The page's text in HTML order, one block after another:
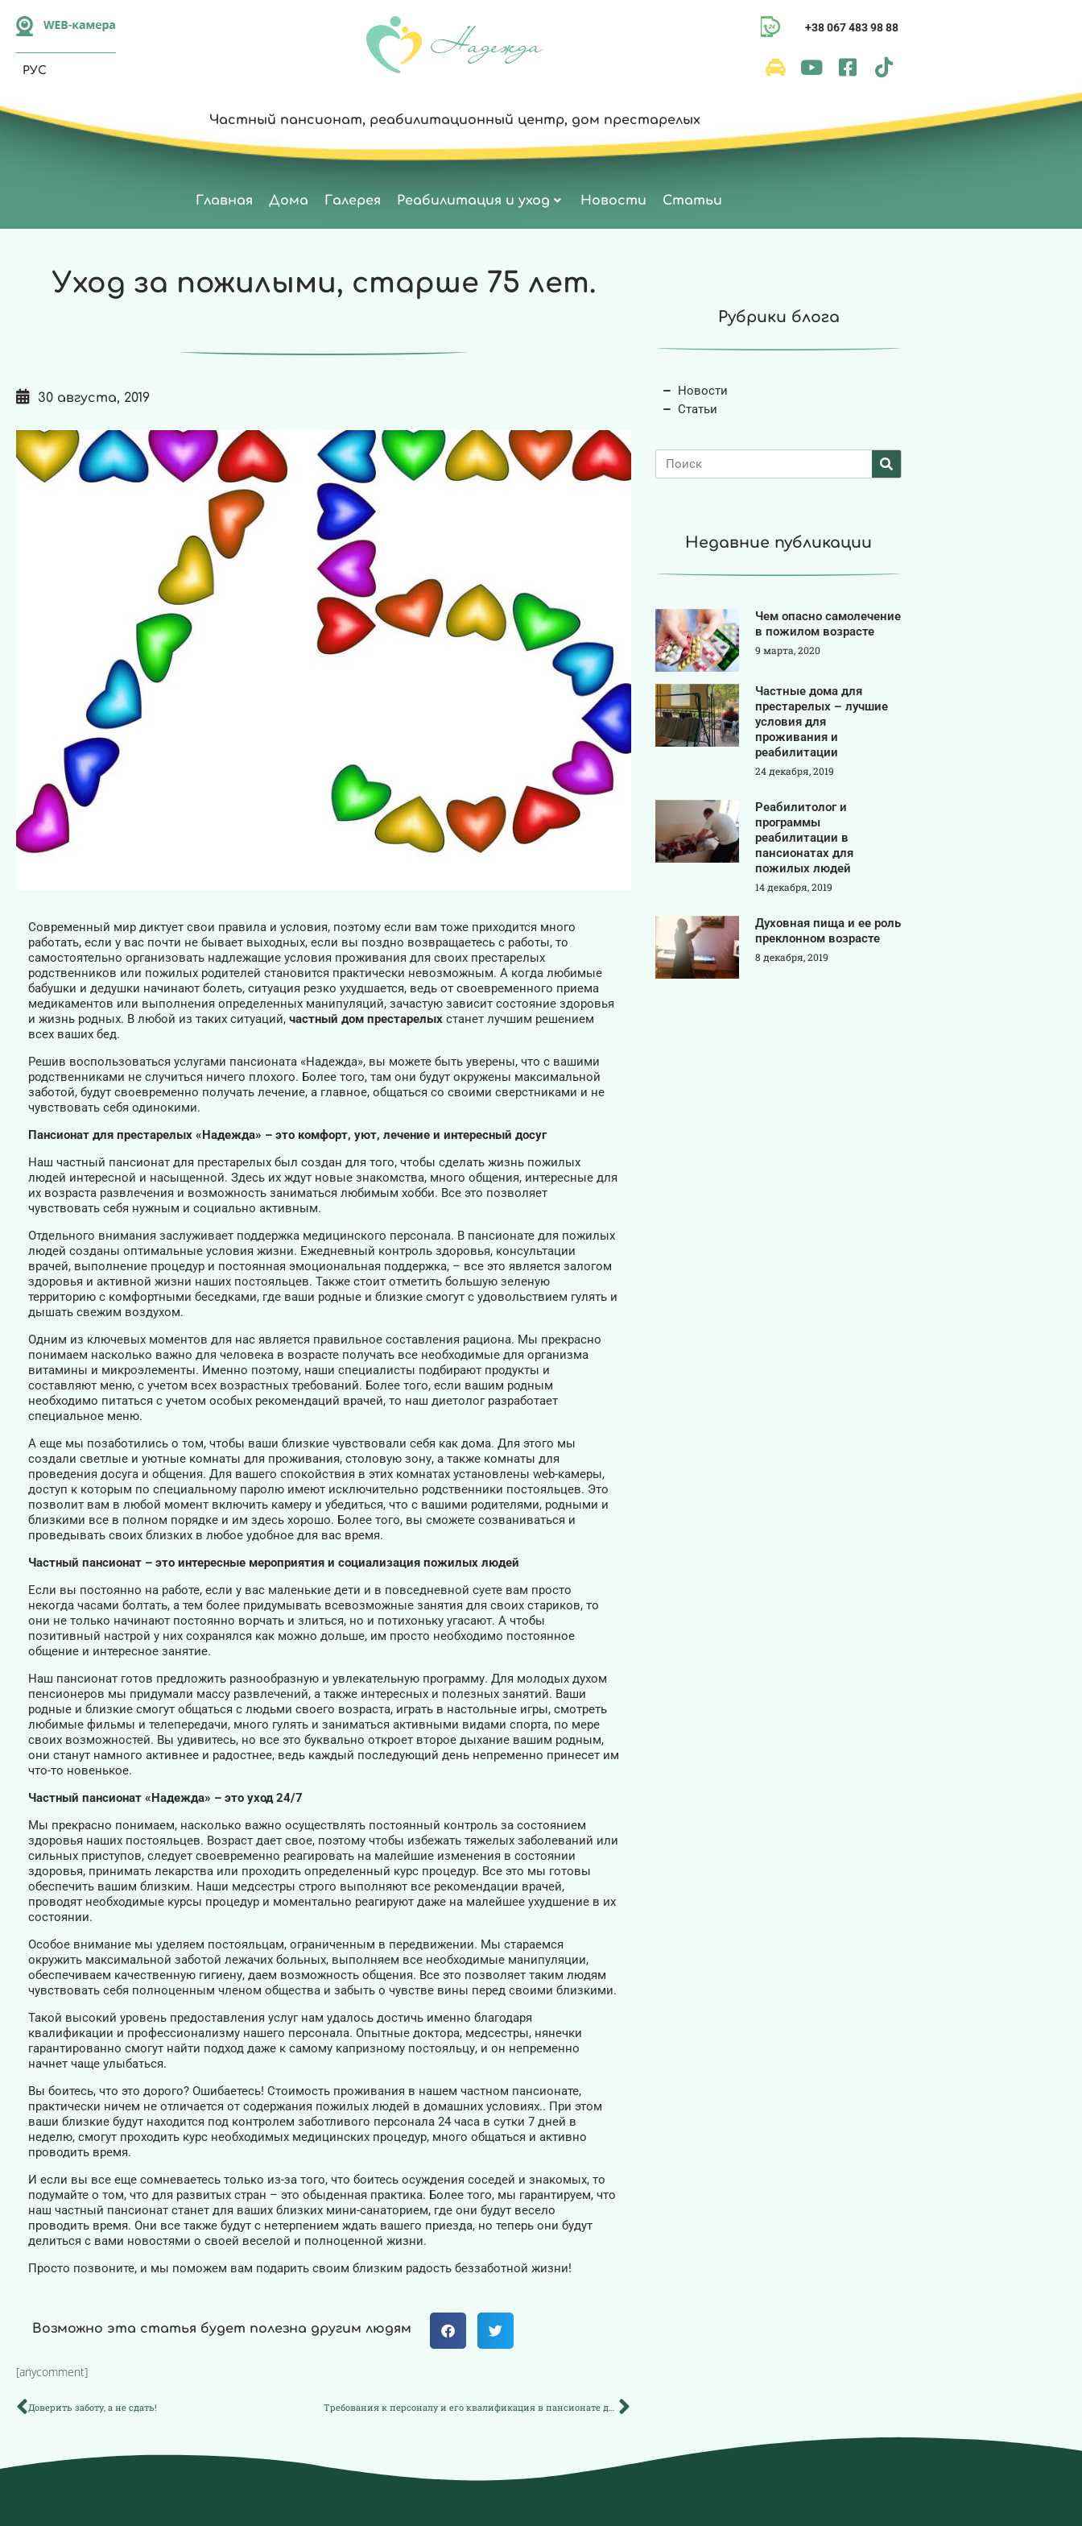
РУС
Частный пансионат, реабилитационный центр, дом престарелых
+38 067 483 98 88
Главная Дома Галерея Реабилитация и уход Новости Статьи
Уход за пожилыми, старше 75 лет.
30 августа, 2019
Современный мир диктует свои правила и условия, поэтому если вам тоже приходится много
работать, если у вас почти не бывает выходных, если вы поздно возвращаетесь с работы, то
самостоятельно организовать надлежащие условия проживания для своих престарелых
родственников или пожилых родителей становится практически невозможным. А когда любимые
бабушки и дедушки начинают болеть, ситуация резко ухудшается, ведь от своевременного приема
медикаментов или выполнения определенных манипуляций, зачастую зависит состояние здоровья
и жизнь родных. В любой из таких ситуаций, частный дом престарелых станет лучшим решением
всех ваших бед.
Решив воспользоваться услугами пансионата «Надежда», вы можете быть уверены, что с вашими
родственниками не случиться ничего плохого. Более того, там они будут окружены максимальной
заботой, будут своевременно получать лечение, а главное, общаться со своими сверстниками и не
чувствовать себя одинокими.
Пансионат для престарелых «Надежда» – это комфорт, уют, лечение и интересный досуг
Наш частный пансионат для престарелых был создан для того, чтобы сделать жизнь пожилых
людей интересной и насыщенной. Здесь их ждут новые знакомства, много общения, интересные для
их возраста развлечения и возможность заниматься любимым хобби. Все это позволяет
чувствовать себя нужным и социально активным.
Отдельного внимания заслуживает поддержка медицинского персонала. В пансионате для пожилых
людей созданы оптимальные условия жизни. Ежедневный контроль здоровья, консультации
врачей, выполнение процедур и постоянная эмоциональная поддержка, – все это является залогом
здоровья и активной жизни наших постояльцев. Также стоит отметить большую зеленую
территорию с комфортными беседками, где ваши родные и близкие смогут с удовольствием гулять и
дышать свежим воздухом.
Одним из ключевых моментов для нас является правильное составления рациона. Мы прекрасно
понимаем насколько важно для человека в возрасте получать все необходимые для организма
витамины и микроэлементы. Именно поэтому, наши специалисты подбирают продукты и
составляют меню, с учетом всех возрастных требований. Более того, если вашим родным
необходимо питаться с учетом особых рекомендаций врачей, то наш диетолог разработает
специальное меню.
А еще мы позаботились о том, чтобы ваши близкие чувствовали себя как дома. Для этого мы
создали светлые и уютные комнаты для проживания, столовую зону, а также комнаты для
проведения досуга и общения. Для вашего спокойствия в этих комнатах установлены web-камеры,
доступ к которым по специальному паролю имеют исключительно родственники постояльцев. Это
позволит вам в любой момент включить камеру и убедиться, что с вашими родителями, родными и
близкими все в полном порядке и им здесь хорошо. Более того, вы сможете созваниваться и
проведывать своих близких в любое удобное для вас время.
Частный пансионат – это интересные мероприятия и социализация пожилых людей
Если вы постоянно на работе, если у вас маленькие дети и в повседневной суете вам просто
некогда часами болтать, а тем более придумывать всевозможные занятия для своих стариков, то
они не только начинают постоянно ворчать и злиться, но и потихоньку угасают. А чтобы
позитивный настрой у них сохранялся как можно дольше, им просто необходимо постоянное
общение и интересное занятие.
Наш пансионат готов предложить разнообразную и увлекательную программу. Для молодых духом
пенсионеров мы придумали массу развлечений, а также интересных и полезных занятий. Ваши
родные и близкие смогут общаться с людьми своего возраста, играть в настольные игры, смотреть
любимые фильмы и телепередачи, много гулять и заниматься активными видами спорта, по мере
своих возможностей. Вы удивитесь, но все это буквально откроет второе дыхание вашим родным,
они станут намного активнее и радостнее, ведь каждый последующий день непременно принесет им
что-то новенькое.
Частный пансионат «Надежда» – это уход 24/7
Мы прекрасно понимаем, насколько важно осуществлять постоянный контроль за состоянием
здоровья наших постояльцев. Возраст дает свое, поэтому чтобы избежать тяжелых заболеваний или
сильных приступов, следует своевременно реагировать на малейшие изменения в состоянии
здоровья, принимать лекарства или проходить определенный курс процедур. Все это мы готовы
обеспечить вашим близким. Наши медсестры строго выполняют все рекомендации врачей,
проводят необходимые курсы процедур и моментально реагируют даже на малейшее ухудшение в их
состоянии.
Особое внимание мы уделяем постояльцам, ограниченным в передвижении. Мы стараемся
окружить максимальной заботой лежачих больных, выполняем все необходимые манипуляции,
обеспечиваем качественную гигиену, даем возможность общения. Все это позволяет таким людям
чувствовать себя полноценным членом общества и забыть о чувстве вины перед своими близкими.
Такой высокий уровень предоставления услуг нам удалось достичь именно благодаря
квалификации и профессионализму нашего персонала. Опытные доктора, медсестры, нянечки
гарантированно смогут найти подход даже к самому капризному постояльцу, и он непременно
начнет чаще улыбаться.
Вы боитесь, что это дорого? Ошибаетесь! Стоимость проживания в нашем частном пансионате,
практически ничем не отличается от содержания пожилых людей в домашних условиях.. При этом
ваши близкие будут находится под контролем заботливого персонала 24 часа в сутки 7 дней в
неделю, смогут проходить курс необходимых медицинских процедур, много общаться и активно
проводить время.
И если вы все еще сомневаетесь только из-за того, что боитесь осуждения соседей и знакомых, то
подумайте о том, что для развитых стран – это обыденная практика. Более того, мы гарантируем, что
наш частный пансионат станет для ваших близких мини-санаторием, где они будут весело
проводить время. Они все также будут с нетерпением ждать вашего приезда, но теперь они будут
делиться с вами новостями о своей веселой и полноценной жизни.
Просто позвоните, и мы поможем вам подарить своим близким радость беззаботной жизни!
Возможно эта статья будет полезна другим людям
[anycomment]
Доверить заботу, а не сдать! Требования к персоналу и его квалификация в пансионате для пожилых людей
Рубрики блога
Новости
Статьи
Недавние публикации
Чем опасно самолечение
в пожилом возрасте
9 марта, 2020
Частные дома для
престарелых – лучшие
условия для
проживания и
реабилитации
24 декабря, 2019
Реабилитолог и
программы
реабилитации в
пансионатах для
пожилых людей
14 декабря, 2019
Духовная пища и ее роль
преклонном возрасте
8 декабря, 2019